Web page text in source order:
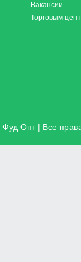
Вакансии
Торговым
Фуд Опт | Все